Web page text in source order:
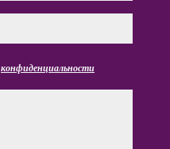
конфиденциальности